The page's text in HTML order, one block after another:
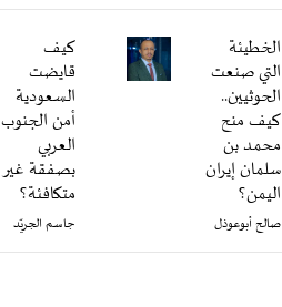
الخطيئة
التي صنعت
الحوثيين..
كيف منح
محمد بن
سلمان إيران
اليمن؟
صالح أبوعوذل
كيف
قايضت
السعودية
أمن الجنوب
العربي
بصفقة غير
متكافئة؟
جاسم الجريّد